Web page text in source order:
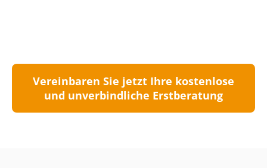
Vereinbaren Sie jetzt Ihre kostenlose
und unverbindliche Erstberatung